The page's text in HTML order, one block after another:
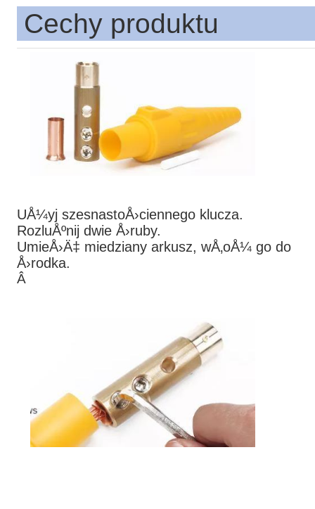
Cechy produktu
UÅ¼yj szesnastoÅ›ciennego klucza.
RozluÅºnij dwie Å›ruby.
UmieÅ›Ä‡ miedziany arkusz, wÅ‚oÅ¼ go do
Å›rodka.
Â